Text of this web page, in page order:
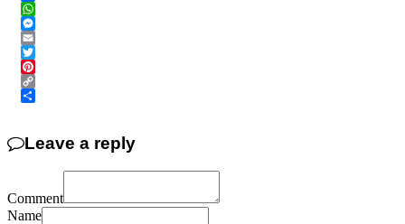
Facebook
WhatsApp
Messenger
Email
Twitter
Pinterest
Copy
Leave a reply
Comment
Name